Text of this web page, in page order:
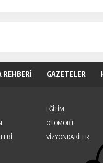
REHBERİ GAZETELER
EĞİTİM
OTOMOBİL
VİZYONDAKİLER